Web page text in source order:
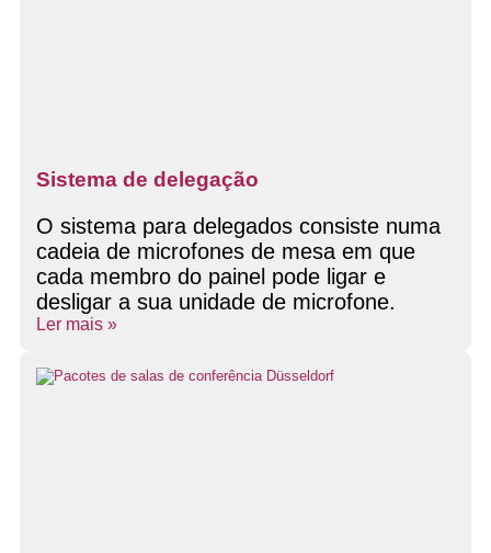
Sistema de delegação
O sistema para delegados consiste numa
cadeia de microfones de mesa em que
cada membro do painel pode ligar e
desligar a sua unidade de microfone.
Ler mais »